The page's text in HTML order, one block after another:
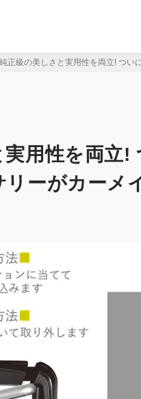
純正級の美しさと実用性を両立! つい
用性を両立!
ーがカーメ